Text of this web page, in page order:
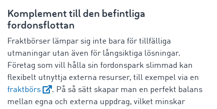
Komplement till den befintliga
fordonsflottan
Fraktbörser lämpar sig inte bara för tillfälliga
utmaningar utan även för långsiktiga lösningar.
Företag som vill hålla sin fordonspark slimmad kan
flexibelt utnyttja externa resurser, till exempel via en
fraktbörs
. På så sätt skapar man en perfekt balans
mellan egna och externa uppdrag, vilket minskar